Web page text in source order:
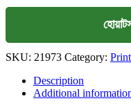
SKU: 21973 Category:
Description
Additional